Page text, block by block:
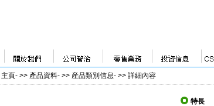
主頁- >> 產品資料- >> 産品類別信息- >> 詳細內容
特長